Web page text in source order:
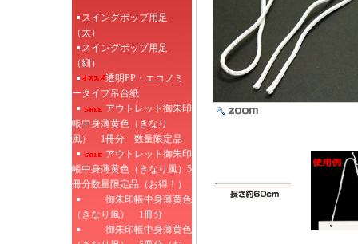
スイングポップ用足
（太）
スイングポップ用足
（細）
透明PP・エコノミ
ータイプ吊台紙
アウトレット御朱印
帳中身薄黄色（きなり
風） 1冊分 数量限定品
アウトレット御朱印
帳中身薄黄色（きなり風）5
冊分数量限定品（お得！）
御朱印帳中身薄黄色
（きなり風） 1冊分
御朱印帳中身薄黄色